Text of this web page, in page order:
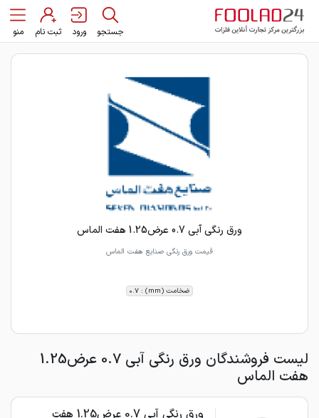
جستجو ورود ثبت نام منو
ورق رنگی آبی 0.7 عرض1.25 هفت الماس
قیمت ورق رنگی صنایع هفت الماس
ضخامت (mm) : 0.7
لیست فروشندگان ورق رنگی آبی 0.7 عرض1.25
هفت الماس